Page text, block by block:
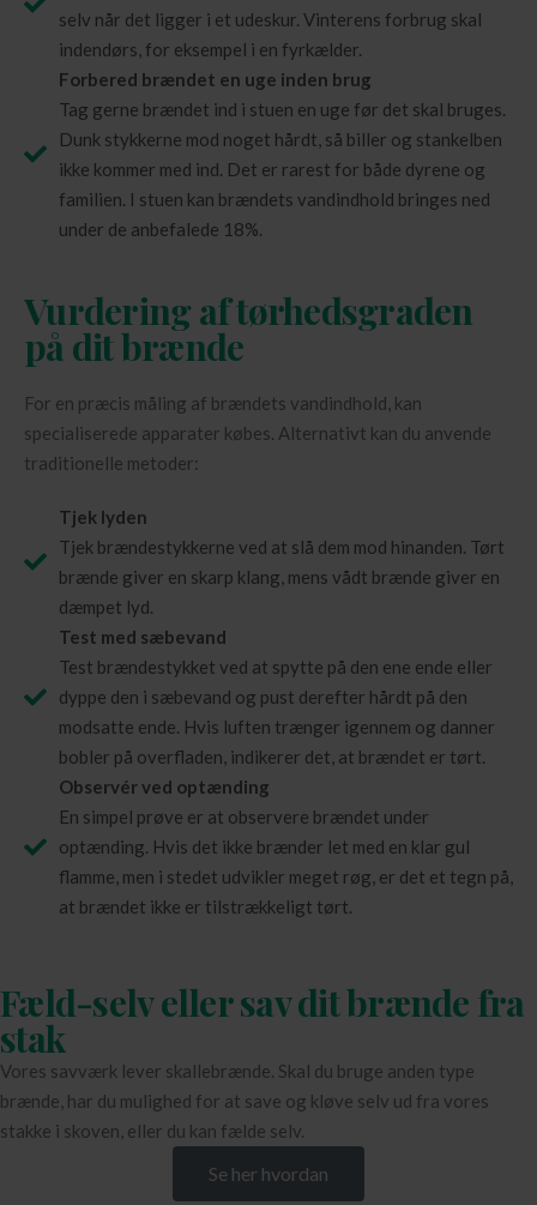
selv når det ligger i et udeskur. Vinterens forbrug skal
indendørs, for eksempel i en fyrkælder.
Forbered brændet en uge inden brug
Tag gerne brændet ind i stuen en uge før det skal bruges.
Dunk stykkerne mod noget hårdt, så biller og stankelben
ikke kommer med ind. Det er rarest for både dyrene og
familien. I stuen kan brændets vandindhold bringes ned
under de anbefalede 18%.
Vurdering af tørhedsgraden
på dit brænde
For en præcis måling af brændets vandindhold, kan
specialiserede apparater købes. Alternativt kan du anvende
traditionelle metoder:
Tjek lyden
Tjek brændestykkerne ved at slå dem mod hinanden. Tørt
brænde giver en skarp klang, mens vådt brænde giver en
dæmpet lyd.
Test med sæbevand
Test brændestykket ved at spytte på den ene ende eller
dyppe den i sæbevand og pust derefter hårdt på den
modsatte ende. Hvis luften trænger igennem og danner
bobler på overfladen, indikerer det, at brændet er tørt.
Observér ved optænding
En simpel prøve er at observere brændet under
optænding. Hvis det ikke brænder let med en klar gul
flamme, men i stedet udvikler meget røg, er det et tegn på,
at brændet ikke er tilstrækkeligt tørt.
Fæld-selv eller sav dit brænde fra
stak
Vores savværk lever skallebrænde. Skal du bruge anden type
brænde, har du mulighed for at save og kløve selv ud fra vores
stakke i skoven, eller du kan fælde selv.
Se her hvordan